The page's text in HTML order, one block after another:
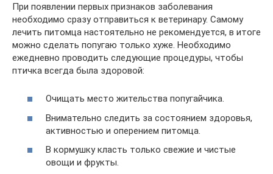
При появлении первых признаков заболевания
необходимо сразу отправиться к ветеринару. Самому
лечить питомца настоятельно не рекомендуется, в итоге
можно сделать попугаю только хуже. Необходимо
ежедневно проводить следующие процедуры, чтобы
птичка всегда была здоровой:
Очищать место жительства попугайчика.
Внимательно следить за состоянием здоровья,
активностью и оперением питомца.
В кормушку класть только свежие и чистые
овощи и фрукты.